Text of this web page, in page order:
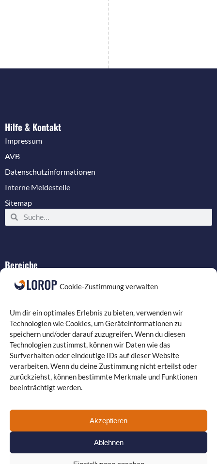
Cookie-Zustimmung verwalten
Um dir ein optimales Erlebnis zu bieten, verwenden wir
Technologien wie Cookies, um Geräteinformationen zu
speichern und/oder darauf zuzugreifen. Wenn du diesen
Technologien zustimmst, können wir Daten wie das
Surfverhalten oder eindeutige IDs auf dieser Website
verarbeiten. Wenn du deine Zustimmung nicht erteilst oder
zurückziehst, können bestimmte Merkmale und Funktionen
beeinträchtigt werden.
Akzeptieren
Ablehnen
030 330 96 26 0| Fax: 030 330 96 26 29kontakt@lorop.de
Guiollettstraße 30 | 60325 Frankfurt am Main
22| Fax: 069 870 08 21 29www.itservice-frankfurt.de
Bereiche
Verkabelung
Compliance
Programmierung
Hilfe & Kontakt
Impressum
AVB
Datenschutzinformationen
Interne Meldestelle
Sitemap